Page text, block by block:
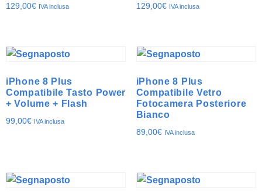
129,00€ IVA inclusa 129,00€ IVA inclusa
iPhone 8 Plus
Compatibile Tasto Power
+ Volume + Flash
99,00€ IVA inclusa
iPhone 8 Plus
Compatibile Vetro
Fotocamera Posteriore
Bianco
89,00€ IVA inclusa